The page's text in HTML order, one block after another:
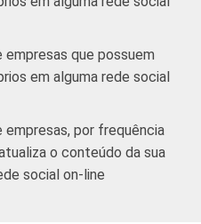
que possuem
em alguma rede social
empresas, por frequência
o conteúdo da sua
social on-line